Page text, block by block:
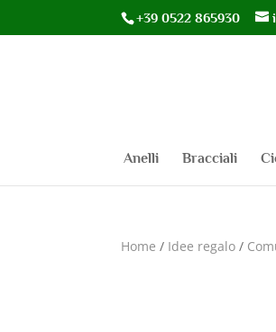
+39 0522 865930
Anelli Bracciali
Home / Idee regalo /